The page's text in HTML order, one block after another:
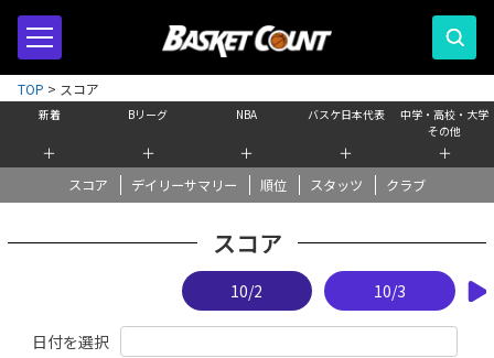
新着
＋
Bリーグ
＋
NBA
＋
バスケ日本代表
＋
中学・高校・大学
その他
＋
スコア デイリーサマリー 順位 スタッツ クラブ
TOP > スコア
スコア
10/2 10/3
日付を選択